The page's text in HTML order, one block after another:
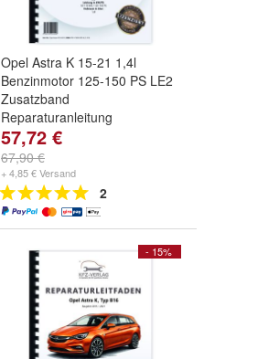
Opel Astra K 15-21 1,4l
Benzinmotor 125-150 PS LE2
Zusatzband
Reparaturanleitung
57,72 €
67,90 €
+ 4,85 € Versand
2
- 15%